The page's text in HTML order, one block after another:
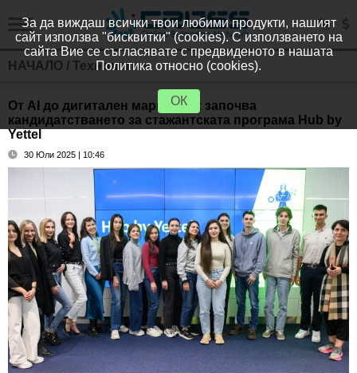
НАЧАЛО / Технологии
От AI до дигитален маркетинг: започва
кандидатстването за стажантската програма Hub by
Yettel
30 Юли 2025 | 10:46
За да виждаш всички твои любими продукти, нашият
сайт използва "бисквитки" (cookies). С използването на
сайта Вие се съгласявате с предвиденото в нашата
Политика относно (cookies).
ОК